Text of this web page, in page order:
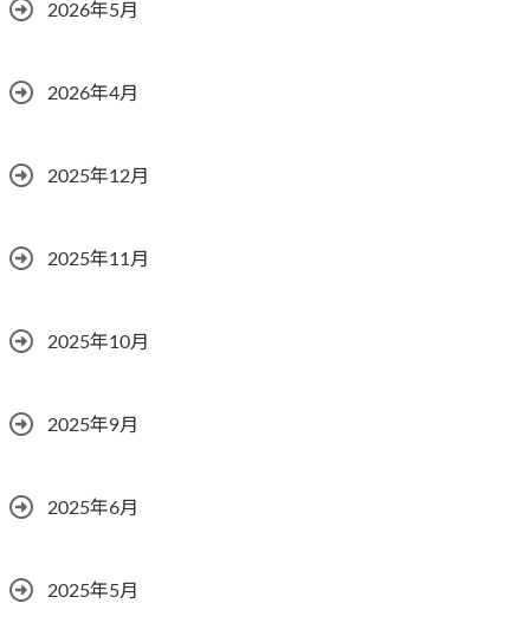
2026年5月
2026年4月
2025年12月
2025年11月
2025年10月
2025年9月
2025年6月
2025年5月